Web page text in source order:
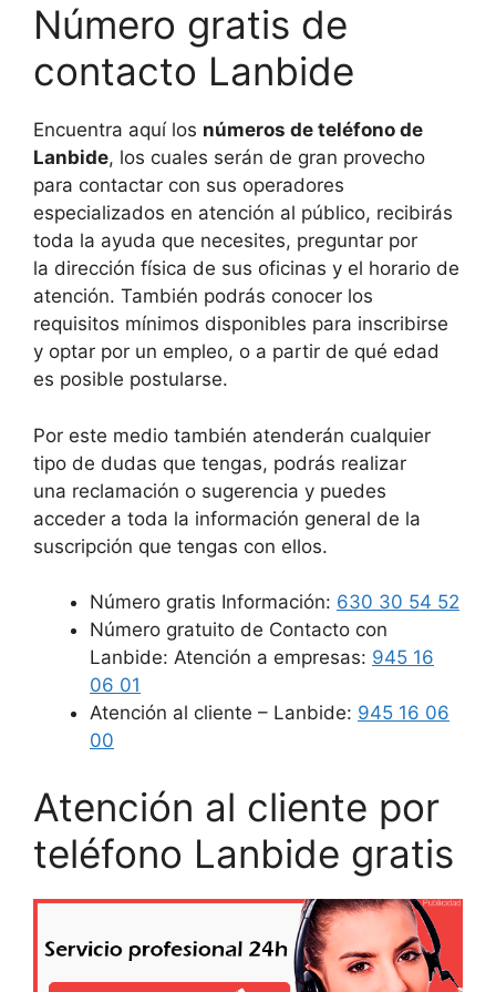
Número gratis de
contacto Lanbide
Encuentra aquí los números de teléfono de
Lanbide, los cuales serán de gran provecho
para contactar con sus operadores
especializados en atención al público, recibirás
toda la ayuda que necesites, preguntar por
la dirección física de sus oficinas y el horario de
atención. También podrás conocer los
requisitos mínimos disponibles para inscribirse
y optar por un empleo, o a partir de qué edad
es posible postularse.
Por este medio también atenderán cualquier
tipo de dudas que tengas, podrás realizar
una reclamación o sugerencia y puedes
acceder a toda la información general de la
suscripción que tengas con ellos.
Número gratis Información: 630 30 54 52
Número gratuito de Contacto con
Lanbide: Atención a empresas: 945 16
06 01
Atención al cliente – Lanbide: 945 16 06
00
Atención al cliente por
teléfono Lanbide gratis